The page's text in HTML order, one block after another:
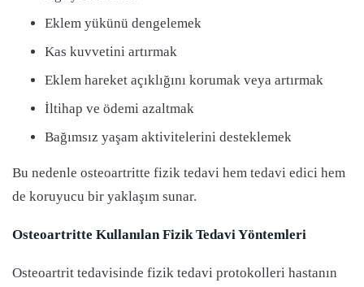
Eklem yükünü dengelemek
Kas kuvvetini artırmak
Eklem hareket açıklığını korumak veya artırmak
İltihap ve ödemi azaltmak
Bağımsız yaşam aktivitelerini desteklemek
Bu nedenle osteoartritte fizik tedavi hem tedavi edici hem
de koruyucu bir yaklaşım sunar.
Osteoartritte Kullanılan Fizik Tedavi Yöntemleri
Osteoartrit tedavisinde fizik tedavi protokolleri hastanın